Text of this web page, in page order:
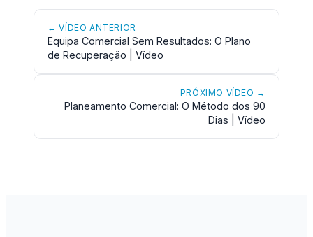
← VÍDEO ANTERIOR
Equipa Comercial Sem Resultados: O Plano
de Recuperação | Vídeo
PRÓXIMO VÍDEO →
Planeamento Comercial: O Método dos 90
Dias | Vídeo